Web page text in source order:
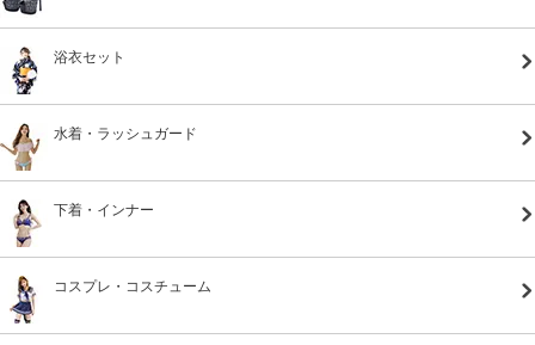
浴衣セット
水着・ラッシュガード
下着・インナー
コスプレ・コスチューム